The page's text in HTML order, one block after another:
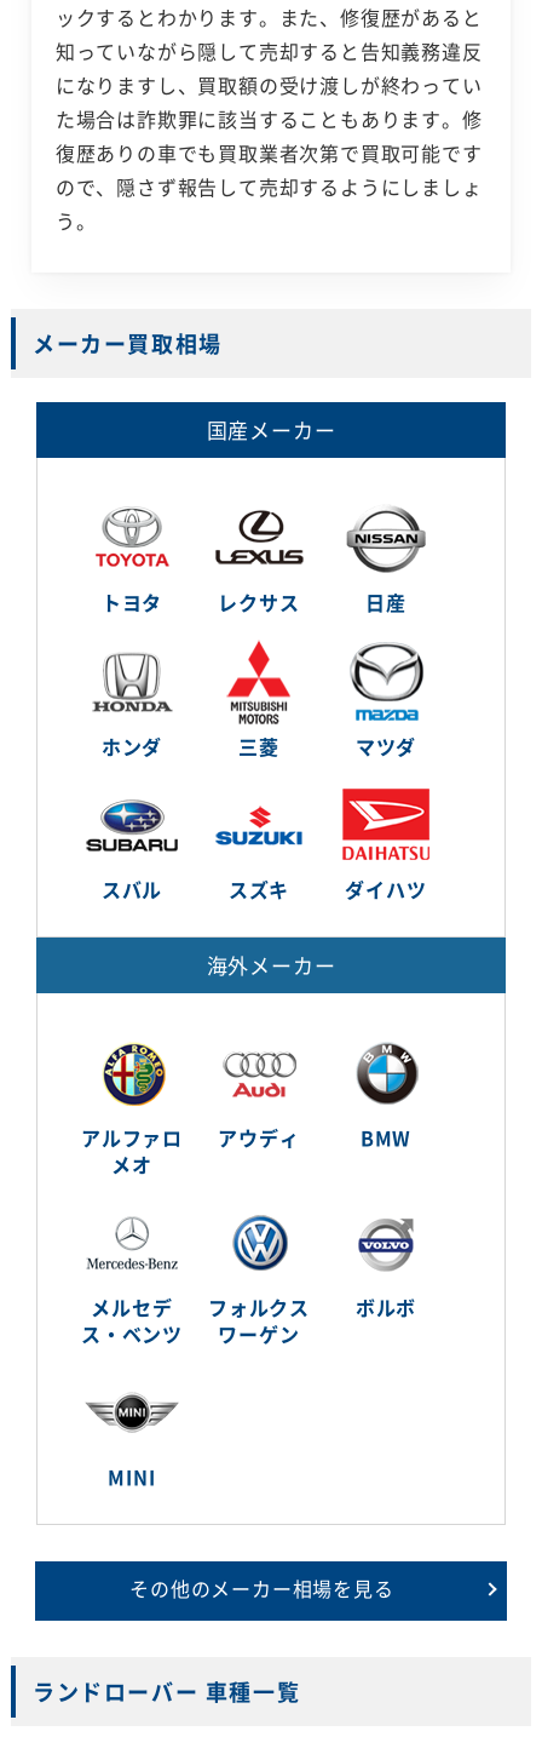
ックするとわかります。また、修復歴があると
知っていながら隠して売却すると告知義務違反
になりますし、買取額の受け渡しが終わってい
た場合は詐欺罪に該当することもあります。修
復歴ありの車でも買取業者次第で買取可能です
ので、隠さず報告して売却するようにしましょ
う。
メーカー買取相場
国産メーカー
トヨタ レクサス 日産
ホンダ 三菱 マツダ
スバル スズキ ダイハツ
海外メーカー
アルファロ
メオ
アウディ BMW
メルセデ
ス・ベンツ
フォルクス
ワーゲン
ボルボ
MINI
その他のメーカー相場を見る
ランドローバー 車種一覧